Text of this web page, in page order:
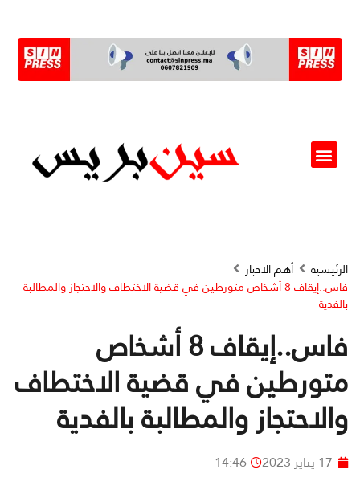
الرئيسية
أهم الاخبار
فاس..إيقاف 8 أشخاص متورطين في قضية الاختطاف والاحتجاز والمطالبة
بالفدية
فاس..إيقاف 8 أشخاص
متورطين في قضية الاختطاف
والاحتجاز والمطالبة بالفدية
17 يناير 2023 14:46